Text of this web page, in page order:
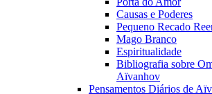
Causas e Poderes
Pequeno Recado
Mago Branco
Espiritualidade
Bibliografia sobre
Aïvanhov
Pensamentos Diários de